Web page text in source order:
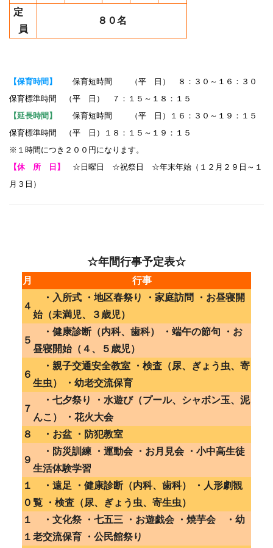
定
員
８０名
【保育時間】
保育短時間 （平 日） ８：３０～１６：３０
保育標準時間 （平 日） ７：１５～１８：１５
【延長時間】
保育短時間 （平 日）１６：３０～１９：１５
保育標準時間 （平 日）１８：１５～１９：１５
※１時間につき２００円になります。
【休 所 日】
☆日曜日 ☆祝祭日 ☆年末年始（１２月２９日～１
月３日）
☆年間行事予定表☆
月 行事
４
・入所式 ・地区春祭り ・家庭訪問 ・お昼寝開
始（未満児、３歳児）
５
・健康診断（内科、歯科） ・端午の節句 ・お
昼寝開始（４、５歳児）
６
・親子交通安全教室 ・検査（尿、ぎょう虫、寄
生虫） ・幼老交流保育
７
・七夕祭り ・水遊び（プール、シャボン玉、泥
んこ） ・花火大会
８
・お盆 ・防犯教室
９
・防災訓練 ・運動会 ・お月見会 ・小中高生徒
生活体験学習
１
０
・遠足 ・健康診断（内科、歯科） ・人形劇観
覧 ・検査（尿、ぎょう虫、寄生虫）
１
１
・文化祭 ・七五三 ・お遊戯会 ・焼芋会 ・幼
老交流保育 ・公民館祭り